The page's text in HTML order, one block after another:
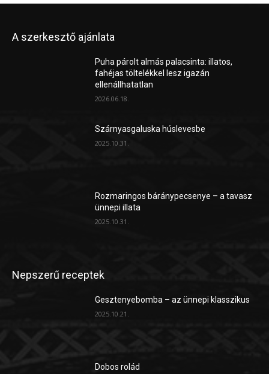
A szerkesztő ajánlata
Puha párolt almás palacsinta: illatos,
fahéjas töltelékkel lesz igazán
ellenállhatatlan
2026.06.18.
Szárnyasgaluska húslevesbe
2025.10.31.
Rozmaringos báránypecsenye – a tavasz
ünnepi illata
2025.10.31.
Nepszerű receptek
Gesztenyebomba – az ünnepi klasszikus
2025.10.21.
Dobos rolád